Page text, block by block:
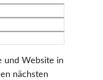
und Website in
nächsten